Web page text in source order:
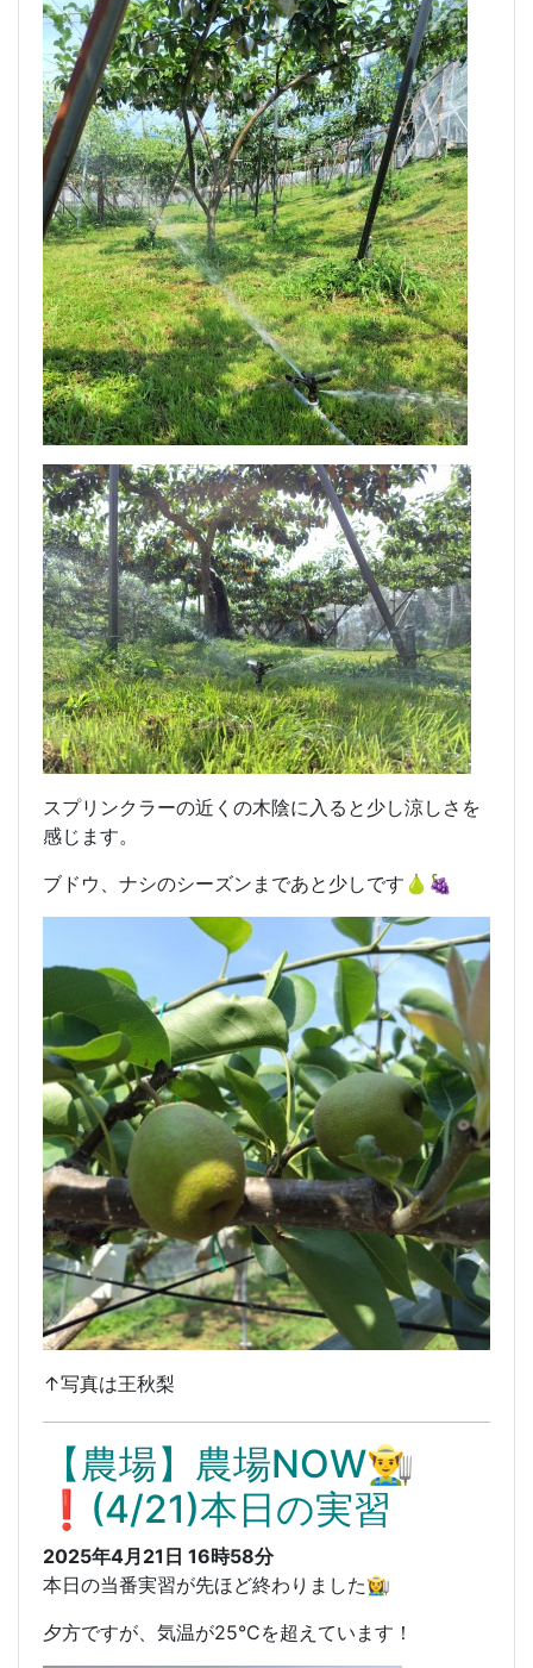
スプリンクラーの近くの木陰に入ると少し涼しさを
感じます。
ブドウ、ナシのシーズンまであと少しです🍐🍇
↑写真は王秋梨
【農場】農場NOW👨‍🌾
❗️(4/21)本日の実習
2025年4月21日 16時58分
本日の当番実習が先ほど終わりました👩‍🌾
夕方ですが、気温が25°Cを超えています！